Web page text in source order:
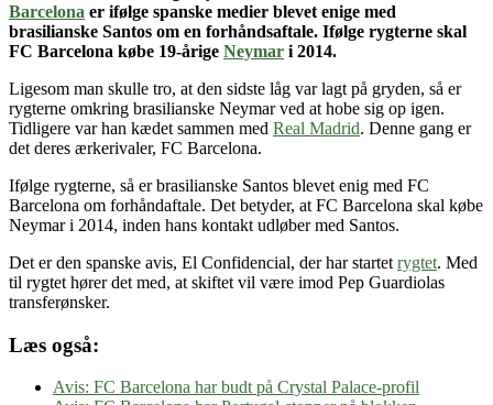
Barcelona er ifølge spanske medier blevet enige med
brasilianske Santos om en forhåndsaftale. Ifølge rygterne skal
FC Barcelona købe 19-årige Neymar i 2014.
Ligesom man skulle tro, at den sidste låg var lagt på gryden, så er
rygterne omkring brasilianske Neymar ved at hobe sig op igen.
Tidligere var han kædet sammen med Real Madrid. Denne gang er
det deres ærkerivaler, FC Barcelona.
Ifølge rygterne, så er brasilianske Santos blevet enig med FC
Barcelona om forhåndaftale. Det betyder, at FC Barcelona skal købe
Neymar i 2014, inden hans kontakt udløber med Santos.
Det er den spanske avis, El Confidencial, der har startet rygtet. Med
til rygtet hører det med, at skiftet vil være imod Pep Guardiolas
transferønsker.
Læs også:
Avis: FC Barcelona har budt på Crystal Palace-profil